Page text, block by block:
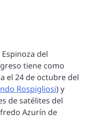
del
tiene como
el 24 de octubre del
Rospigliosi) y
de satélites del
Azurín de